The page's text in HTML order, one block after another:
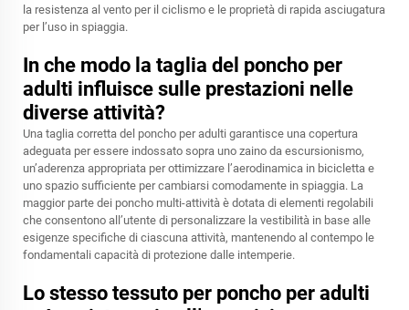
la resistenza al vento per il ciclismo e le proprietà di rapida asciugatura
per l’uso in spiaggia.
In che modo la taglia del poncho per
adulti influisce sulle prestazioni nelle
diverse attività?
Una taglia corretta del poncho per adulti garantisce una copertura
adeguata per essere indossato sopra uno zaino da escursionismo,
un’aderenza appropriata per ottimizzare l’aerodinamica in bicicletta e
uno spazio sufficiente per cambiarsi comodamente in spiaggia. La
maggior parte dei poncho multi-attività è dotata di elementi regolabili
che consentono all’utente di personalizzare la vestibilità in base alle
esigenze specifiche di ciascuna attività, mantenendo al contempo le
fondamentali capacità di protezione dalle intemperie.
Lo stesso tessuto per poncho per adulti